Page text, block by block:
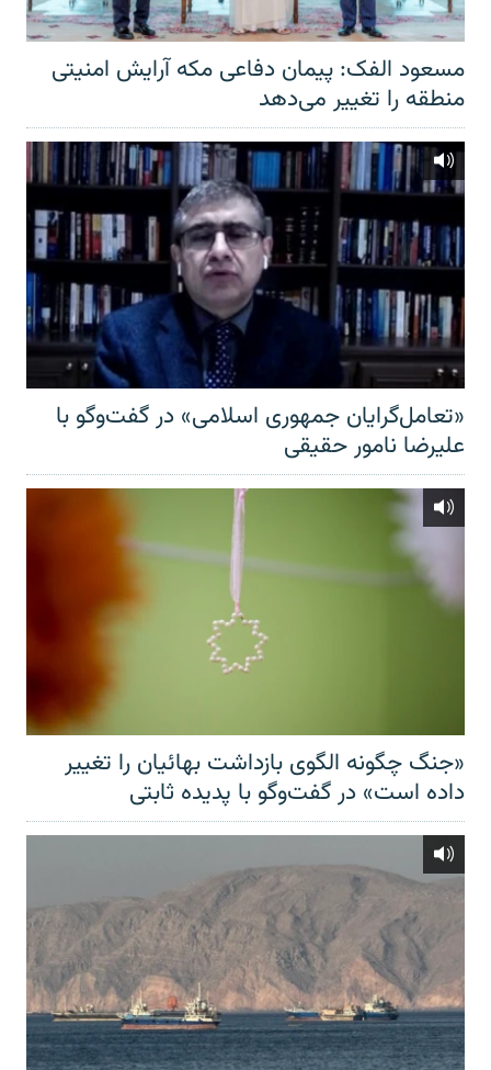
مسعود الفک: پیمان دفاعی مکه آرایش امنیتی
منطقه را تغییر می‌دهد
«تعامل‌گرایان جمهوری اسلامی» در گفت‌وگو با
علیرضا نامور حقیقی
«جنگ چگونه الگوی بازداشت بهائیان را تغییر
داده است» در گفت‌وگو با پدیده ثابتی